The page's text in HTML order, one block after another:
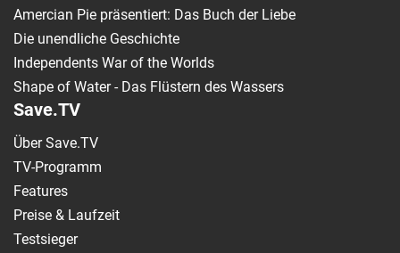
Amercian Pie präsentiert: Das Buch der Liebe
Die unendliche Geschichte
Independents War of the Worlds
Shape of Water - Das Flüstern des Wassers
Save.TV
Über Save.TV
TV-Programm
Features
Preise & Laufzeit
Testsieger